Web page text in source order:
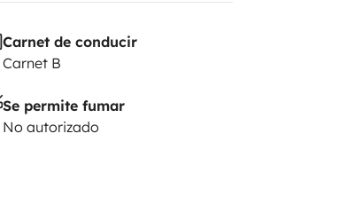
Carnet de conducir
Carnet B
Se permite fumar
No autorizado